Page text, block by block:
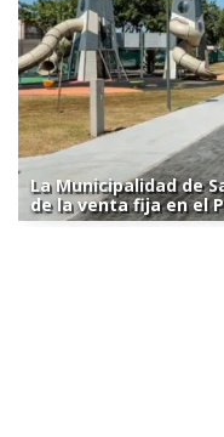
La Municipalidad de
de la venta fija en el